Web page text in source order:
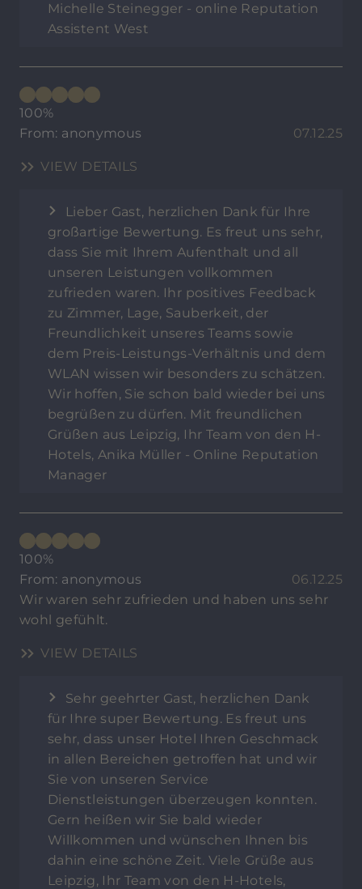
Michelle Steinegger - online Reputation
Assistent West
100%
From: anonymous
07.12.25
VIEW DETAILS
Lieber Gast, herzlichen Dank für Ihre
großartige Bewertung. Es freut uns sehr,
dass Sie mit Ihrem Aufenthalt und all
unseren Leistungen vollkommen
zufrieden waren. Ihr positives Feedback
zu Zimmer, Lage, Sauberkeit, der
Freundlichkeit unseres Teams sowie
dem Preis-Leistungs-Verhältnis und dem
WLAN wissen wir besonders zu schätzen.
Wir hoffen, Sie schon bald wieder bei uns
begrüßen zu dürfen. Mit freundlichen
Grüßen aus Leipzig, Ihr Team von den H-
Hotels, Anika Müller - Online Reputation
Manager
100%
From: anonymous
06.12.25
Wir waren sehr zufrieden und haben uns sehr
wohl gefühlt.
VIEW DETAILS
Sehr geehrter Gast, herzlichen Dank
für Ihre super Bewertung. Es freut uns
sehr, dass unser Hotel Ihren Geschmack
in allen Bereichen getroffen hat und wir
Sie von unseren Service
Dienstleistungen überzeugen konnten.
Gern heißen wir Sie bald wieder
Willkommen und wünschen Ihnen bis
dahin eine schöne Zeit. Viele Grüße aus
Leipzig, Ihr Team von den H-Hotels,